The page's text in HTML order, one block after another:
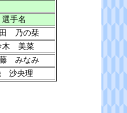
選手名
乃の栞
木 美菜
みなみ
沙央理